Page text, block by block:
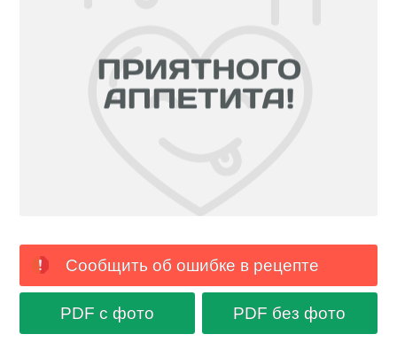
Сообщить об ошибке в рецепте
PDF с фото PDF без фото